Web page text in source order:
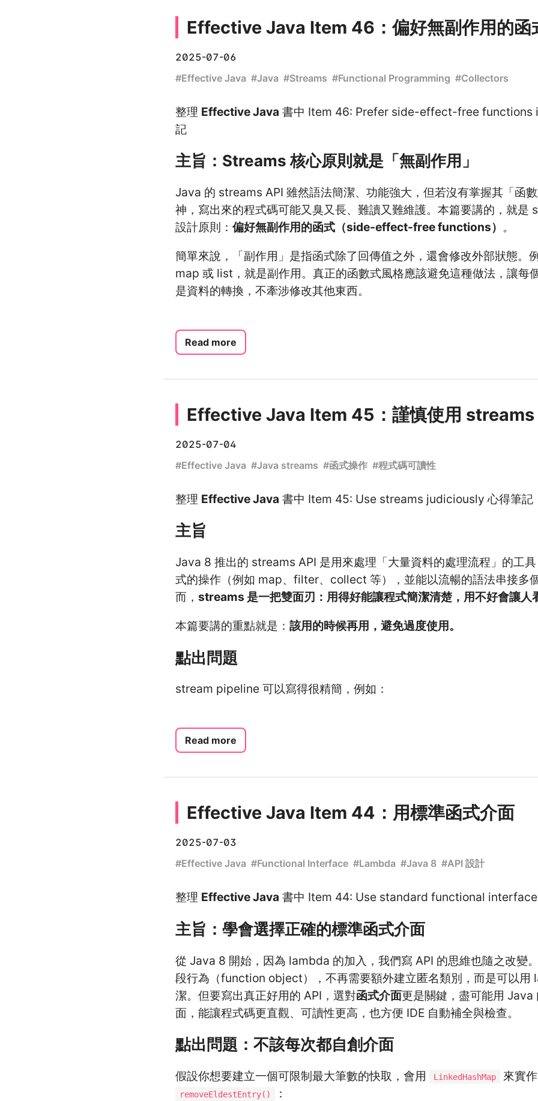
Effective Java Item 46：偏好無副作用的函
2025-07-06
#Effective Java #Java #Streams #Functional Programming #Collectors
整理 Effective Java 書中 Item 46: Prefer side-effect-free functions
記
主旨：Streams 核心原則就是「無副作用」
Java 的 streams API 雖然語法簡潔、功能強大，但若沒有掌握其「函
神，寫出來的程式碼可能又臭又長、難讀又難維護。本篇要講的，就是
設計原則： 偏好無副作用的函式（side-effect-free functions） 。
簡單來說，「副作用」是指函式除了回傳值之外，還會修改外部狀態。
map 或 list，就是副作用。真正的函數式風格應該避免這種做法，讓每
是資料的轉換，不牽涉修改其他東西。
Read more
Effective Java Item 45：謹慎使用 streams
2025-07-04
#Effective Java #Java streams #函式操作 #程式碼可讀性
整理 Effective Java 書中 Item 45: Use streams judiciously 心得筆記
主旨
Java 8 推出的 streams API 是用來處理「大量資料的處理流程」的工
式的操作（例如 map、filter、collect 等），並能以流暢的語法串接多
而， streams 是一把雙面刃：用得好能讓程式簡潔清楚，用不好會讓人
本篇要講的重點就是： 該用的時候再用，避免過度使用。
點出問題
stream pipeline 可以寫得很精簡，例如：
Read more
Effective Java Item 44：用標準函式介面
2025-07-03
#Effective Java #Functional Interface #Lambda #Java 8 #API 設計
整理 Effective Java 書中 Item 44: Use standard functional
主旨：學會選擇正確的標準函式介面
從 Java 8 開始，因為 lambda 的加入，我們寫 API 的思維也隨之改變
段行為（function object），不再需要額外建立匿名類別，而是可以用
潔。但要寫出真正好用的 API，選對函式介面更是關鍵，盡可能用 Java
面，能讓程式碼更直觀、可讀性更高，也方便 IDE 自動補全與檢查。
點出問題：不該每次都自創介面
假設你想要建立一個可限制最大筆數的快取，會用 LinkedHashMap 來實
removeEldestEntry() ：